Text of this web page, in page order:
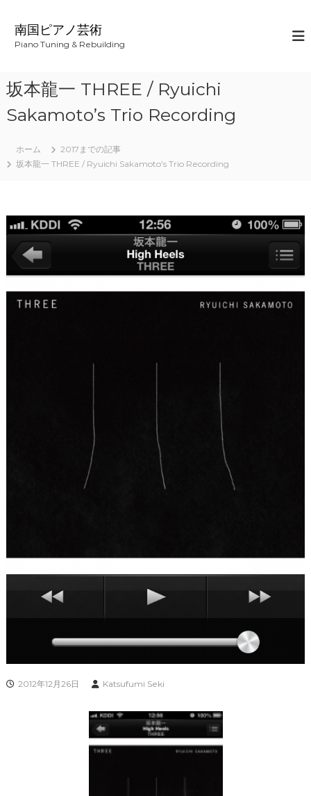
ス
キ
ッ
南国ピアノ芸術
Piano Tuning & Rebuilding
坂本龍一 THREE / Ryuichi
Sakamoto’s Trio Recording
ホーム
2017までの記事
坂本龍一 THREE / Ryuichi Sakamoto’s Trio Recording
2012年12月26日 Katsufumi Seki